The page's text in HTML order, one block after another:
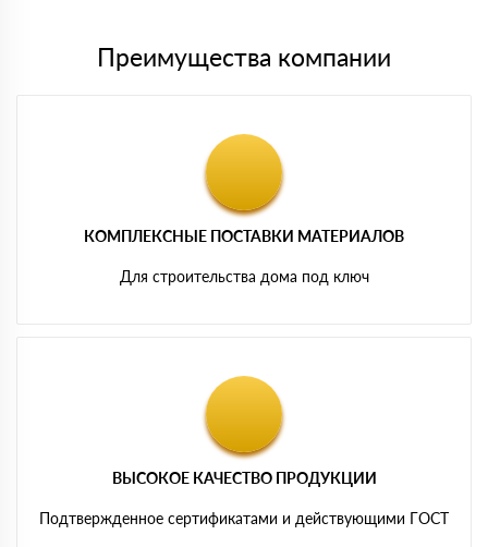
Преимущества компании
КОМПЛЕКСНЫЕ ПОСТАВКИ МАТЕРИАЛОВ
Для строительства дома под ключ
ВЫСОКОЕ КАЧЕСТВО ПРОДУКЦИИ
Подтвержденное сертификатами и действующими ГОСТ